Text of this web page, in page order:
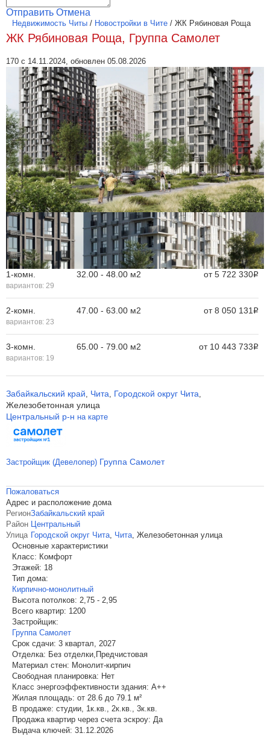
Отправить Отмена
Недвижимость Читы / Новостройки в Чите / ЖК Рябиновая Роща
ЖК Рябиновая Роща, Группа Самолет
170 с 14.11.2024, обновлен 05.08.2026
1-комн.
вариантов: 29
32.00 - 48.00 м2 от5 722 330Р
2-комн.
вариантов: 23
47.00 - 63.00 м2 от8 050 131 Р
3-комн.
вариантов: 19
65.00 - 79.00 м2 от 10 443 733Р
Забайкальский край, Чита, Городской округ Чита,
Железобетонная улица
Центральный р-н на карте
Застройщик (Девелопер) Группа Самолет
Пожаловаться
Адрес и расположение дома
РегионЗабайкальский край
Район Центральный
Улица Городской округ Чита, Чита, Железобетонная улица
Основные характеристики
Класс: Комфорт
Этажей: 18
Тип дома:
Кирпично-монолитный
Высота потолков: 2,75 - 2,95
Всего квартир: 1200
Застройщик:
Группа Самолет
Срок сдачи: 3 квартал, 2027
Отделка: Без отделки,Предчистовая
Материал стен: Монолит-кирпич
Свободная планировка: Нет
Класс энергоэффективности здания: A++
Жилая площадь: от 28.6 до 79.1 м²
В продаже: студии, 1к.кв., 2к.кв., 3к.кв.
Продажа квартир через счета эскроу: Да
Выдача ключей: 31.12.2026